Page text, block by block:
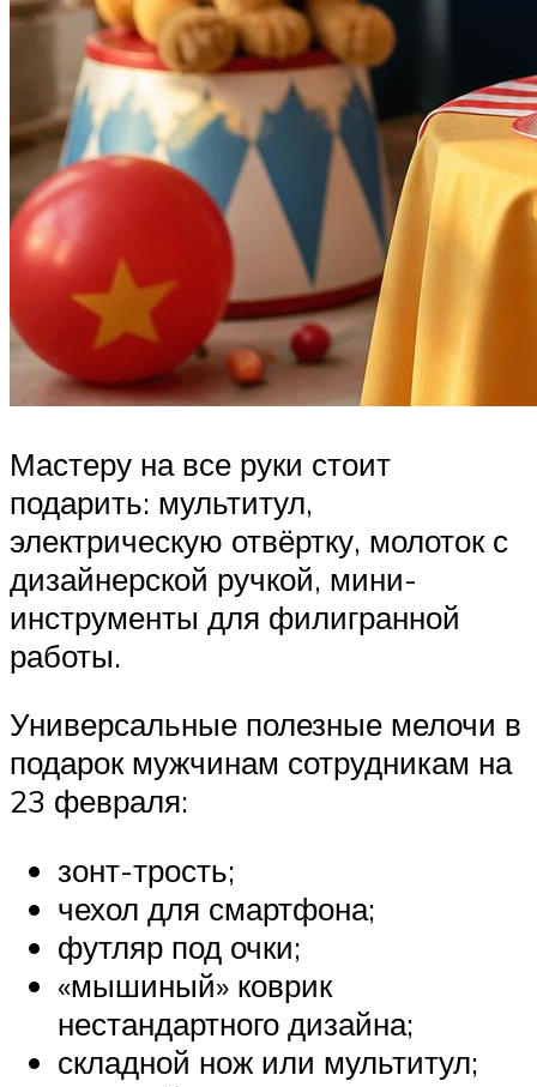
Мастеру на все руки стоит
подарить: мультитул,
электрическую отвёртку, молоток с
дизайнерской ручкой, мини-
инструменты для филигранной
работы.
Универсальные полезные мелочи в
подарок мужчинам сотрудникам на
23 февраля:
зонт-трость;
чехол для смартфона;
футляр под очки;
«мышиный» коврик
нестандартного дизайна;
складной нож или мультитул;